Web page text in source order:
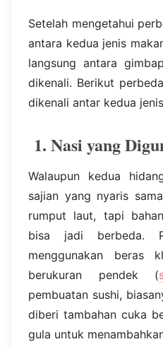
Setelah mengetahui
antara kedua jenis
langsung antara
dikenali. Berikut
dikenali antar kedua
1. Nasi yang
Walaupun kedua
sajian yang nyaris
rumput laut, tapi
bisa jadi berbeda.
menggunakan beras
berukuran pendek (
pembuatan sushi,
diberi tambahan cuka
gula untuk